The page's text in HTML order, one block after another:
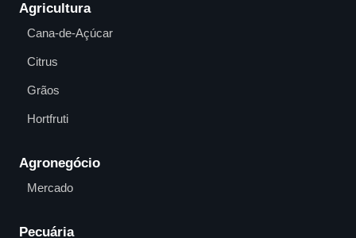
Agricultura
Cana-de-Açúcar
Citrus
Grãos
Hortfruti
Agronegócio
Mercado
Pecuária